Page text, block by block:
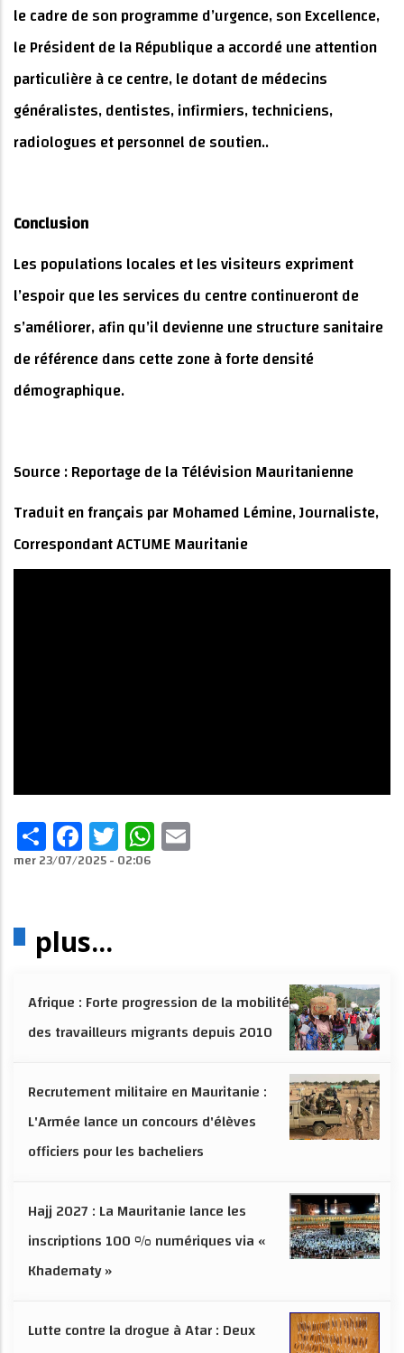
le cadre de son programme d’urgence, son Excellence,
le Président de la République a accordé une attention
particulière à ce centre, le dotant de médecins
généralistes, dentistes, infirmiers, techniciens,
radiologues et personnel de soutien..
Conclusion
Les populations locales et les visiteurs expriment
l’espoir que les services du centre continueront de
s’améliorer, afin qu’il devienne une structure sanitaire
de référence dans cette zone à forte densité
démographique.
Source : Reportage de la Télévision Mauritanienne
Traduit en français par Mohamed Lémine, Journaliste,
Correspondant ACTUME Mauritanie
ShareFacebook
TwitterWhatsApp
mer 23/07/2025 - 02:06
plus...
Afrique : Forte progression de la mobilité
des travailleurs migrants depuis 2010
Recrutement militaire en Mauritanie :
L'Armée lance un concours d'élèves
officiers pour les bacheliers
Hajj 2027 : La Mauritanie lance les
inscriptions 100 % numériques via «
Khadematy »
Lutte contre la drogue à Atar : Deux